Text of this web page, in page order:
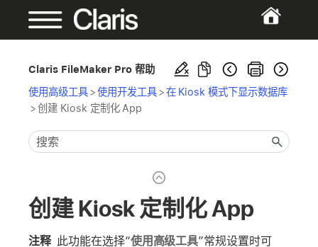
Claris FileMaker Pro 帮助
使用高级工具>使用开发工具 >在 Kiosk 模式下显示数据库
>创建 Kiosk 定制化 App
创建 Kiosk 定制化 App
注释 此功能在选择“使用高级工具”常规设置时可